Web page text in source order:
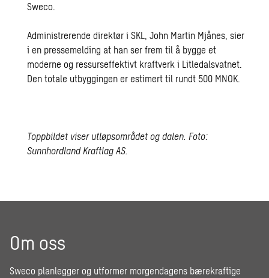
Sweco.
Administrerende direktør i SKL, John Martin Mjånes, sier
i en pressemelding at han ser frem til å bygge et
moderne og ressurseffektivt kraftverk i Litledalsvatnet.
Den totale utbyggingen er estimert til rundt 500 MNOK.
Toppbildet viser utløpsområdet og dalen. Foto:
Sunnhordland Kraftlag AS.
Om oss
Sweco planlegger og utformer morgendagens bærekraftige